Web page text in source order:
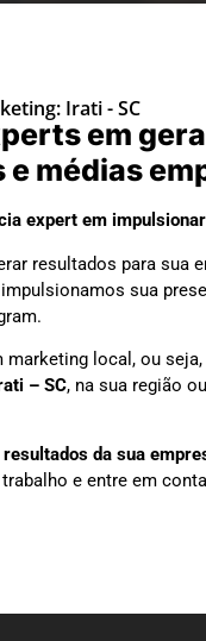
Irati - SC
em
e médias
expert em
resultados para sua
sua
marketing local, ou
– SC, na sua região
da sua
e entre em